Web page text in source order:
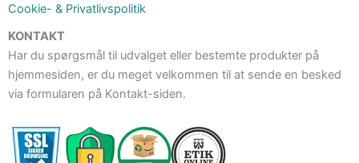
Cookie- & Privatlivspolitik
KONTAKT
Har du spørgsmål til udvalget eller bestemte produkter på
hjemmesiden, er du meget velkommen til at sende en besked
via formularen på Kontakt-siden.